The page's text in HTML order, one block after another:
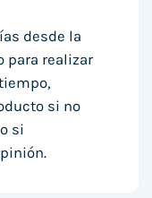
desde la
para realizar
si no
si